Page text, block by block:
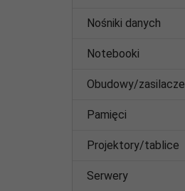
Nośniki danych
Notebooki
Obudowy/zasilacze
Pamięci
Projektory/tablice
Serwery